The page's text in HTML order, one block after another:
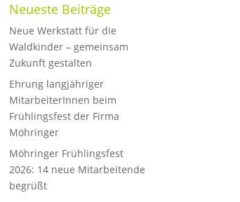
Neueste Beiträge
Neue Werkstatt für die
Waldkinder – gemeinsam
Zukunft gestalten
Ehrung langjähriger
MitarbeiterInnen beim
Frühlingsfest der Firma
Möhringer
Möhringer Frühlingsfest
2026: 14 neue Mitarbeitende
begrüßt